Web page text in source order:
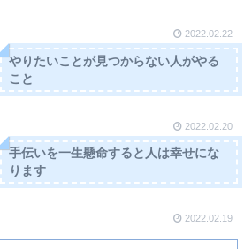
2022.02.22
やりたいことが見つからない人がやる
こと
2022.02.20
手伝いを一生懸命すると人は幸せにな
ります
2022.02.19